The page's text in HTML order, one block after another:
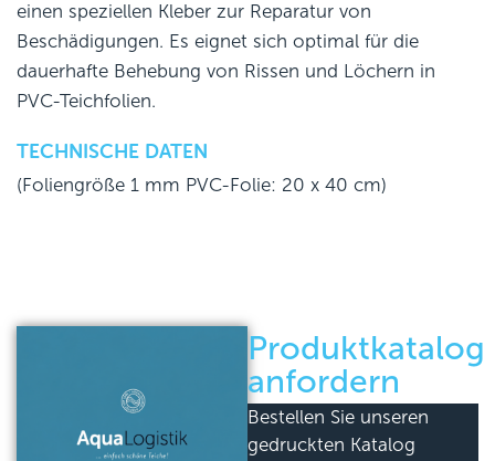
einen speziellen Kleber zur Reparatur von
Beschädigungen. Es eignet sich optimal für die
dauerhafte Behebung von Rissen und Löchern in
PVC-Teichfolien.
TECHNISCHE DATEN
(Foliengröße 1 mm PVC-Folie: 20 x 40 cm)
Produktkatalog
anfordern
Bestellen Sie unseren
gedruckten Katalog